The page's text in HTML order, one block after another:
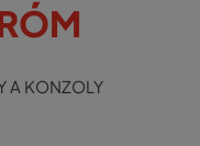
A KONZOLY